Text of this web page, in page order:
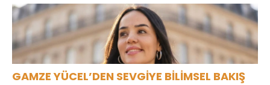
GAMZE YÜCEL’DEN SEVGİYE BİLİMSEL BAKIŞ